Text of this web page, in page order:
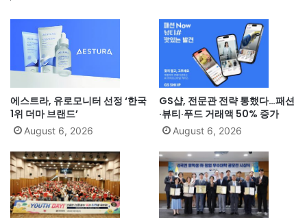
에스트라, 유로모니터 선정 ‘한국
1위 더마 브랜드’
August 6, 2026
GS샵, 전문관 전략 통했다…패션
·뷰티·푸드 거래액 50% 증가
August 6, 2026